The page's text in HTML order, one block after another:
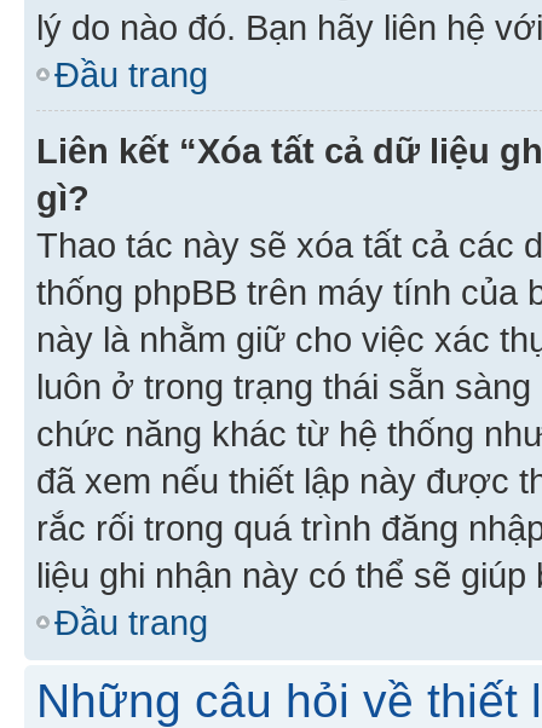
lý do nào đó. Bạn hãy liên hệ
Đầu trang
Liên kết “Xóa tất cả dữ liệu
gì?
Thao tác này sẽ xóa tất cả các
thống phpBB trên máy tính của
này là nhằm giữ cho việc xác
luôn ở trong trạng thái sẵn
chức năng khác từ hệ thống
đã xem nếu thiết lập này được
rắc rối trong quá trình đăng
liệu ghi nhận này có thể sẽ
Đầu trang
Những câu hỏi về thiết